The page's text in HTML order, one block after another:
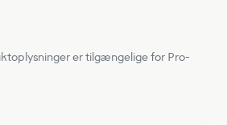
er tilgængelige for Pro-